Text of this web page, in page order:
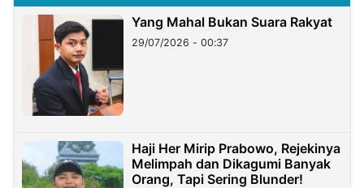
Yang Mahal Bukan Suara Rakyat
29/07/2026 - 00:37
Haji Her Mirip Prabowo, Rejekinya
Melimpah dan Dikagumi Banyak
Orang, Tapi Sering Blunder!